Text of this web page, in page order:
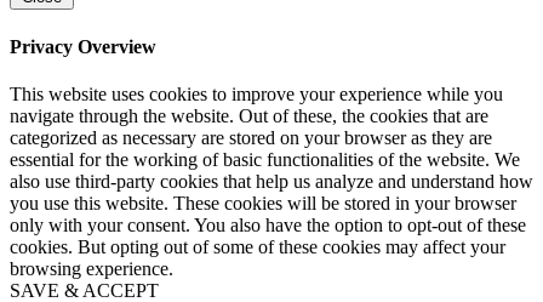
Privacy Overview
This website uses cookies to improve your experience while you
navigate through the website. Out of these, the cookies that are
categorized as necessary are stored on your browser as they are
essential for the working of basic functionalities of the website. We
also use third-party cookies that help us analyze and understand how
you use this website. These cookies will be stored in your browser
only with your consent. You also have the option to opt-out of these
cookies. But opting out of some of these cookies may affect your
browsing experience.
SAVE & ACCEPT